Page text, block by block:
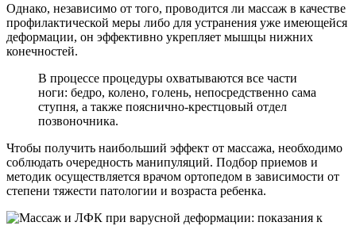
Однако, независимо от того, проводится ли массаж в качестве
профилактической меры либо для устранения уже имеющейся
деформации, он эффективно укрепляет мышцы нижних
конечностей.
В процессе процедуры охватываются все части
ноги: бедро, колено, голень, непосредственно сама
ступня, а также пояснично-крестцовый отдел
позвоночника.
Чтобы получить наибольший эффект от массажа, необходимо
соблюдать очередность манипуляций. Подбор приемов и
методик осуществляется врачом ортопедом в зависимости от
степени тяжести патологии и возраста ребенка.